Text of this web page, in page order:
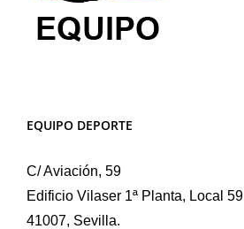
EQUIPO DEPORTE
C/ Aviación, 59
Edificio Vilaser 1ª Planta, Local 59
41007, Sevilla.